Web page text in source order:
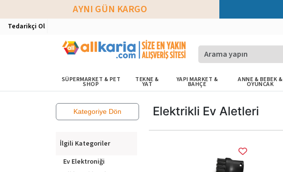
AYNI GÜN KARGO
Tedarikçi Ol
SÜPERMARKET & PET
SHOP
TEKNE &
YAT
YAPI MARKET &
BAHÇE
ANNE & BEBEK &
OYUNCAK
Kategoriye Dön
İlgili Kategoriler
Ev Elektroniği
Elektrikli Ev Aletleri